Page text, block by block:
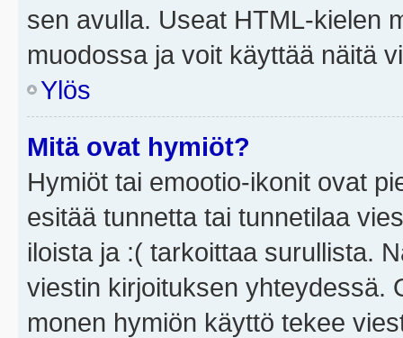
sen avulla. Useat HTML-kielen
muodossa ja voit käyttää näitä
Ylös
Mitä ovat hymiöt?
Hymiöt tai emootio-ikonit ovat
esitää tunnetta tai tunnetilaa
iloista ja :( tarkoittaa surullista.
viestin kirjoituksen yhteydessä.
monen hymiön käyttö tekee